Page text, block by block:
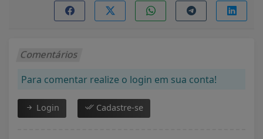
Comentários
Para comentar realize o login em sua conta!
Login Cadastre-se